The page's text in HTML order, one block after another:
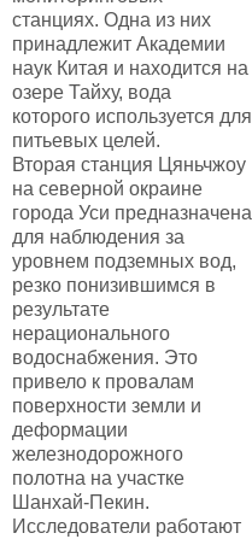
станциях. Одна из них
принадлежит Академии
наук Китая и находится на
озере Тайху, вода
которого используется для
питьевых целей.
Вторая станция Цяньчжоу
на северной окраине
города Уси предназначена
для наблюдения за
уровнем подземных вод,
резко понизившимся в
результате
нерационального
водоснабжения. Это
привело к провалам
поверхности земли и
деформации
железнодорожного
полотна на участке
Шанхай-Пекин.
Исследователи работают